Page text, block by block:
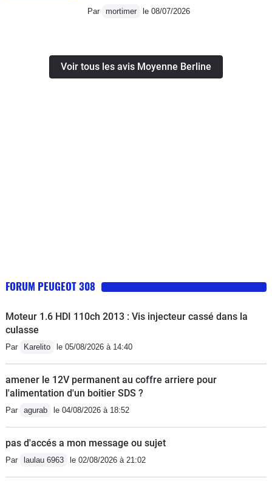
Par mortimer le 08/07/2026
Voir tous les avis Moyenne Berline
FORUM PEUGEOT 308
Moteur 1.6 HDI 110ch 2013 : Vis injecteur cassé dans la
culasse
Par Karelito le 05/08/2026 à 14:40
amener le 12V permanent au coffre arriere pour
l'alimentation d'un boitier SDS ?
Par agurab le 04/08/2026 à 18:52
pas d'accés a mon message ou sujet
Par laulau 6963 le 02/08/2026 à 21:02